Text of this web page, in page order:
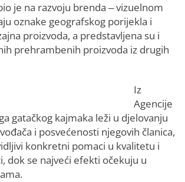
je na razvoju brenda – vizuelnom
oznake geografskog porijekla i
proizvoda, a predstavljena su i
prehrambenih proizvoda iz drugih
Iz
Agencije
gatačkog kajmaka leži u djelovanju
i posvećenosti njegovih članica,
konkretni pomaci u kvalitetu i
dok se najveći efekti očekuju u